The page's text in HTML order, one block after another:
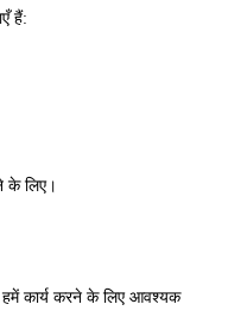
हैं:
के लिए।
कार्य करने के लिए आवश्यक